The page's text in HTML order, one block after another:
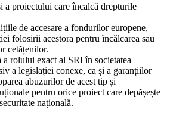
a proiectului care încalcă drepturile
de accesare a fondurilor europene,
folosirii acestora pentru încălcarea sau
cetățenilor.
a rolului exact al SRI în societatea
a legislației conexe, ca și a garanțiilor
abuzurilor de acest tip și
pentru orice proiect care depășește
națională.